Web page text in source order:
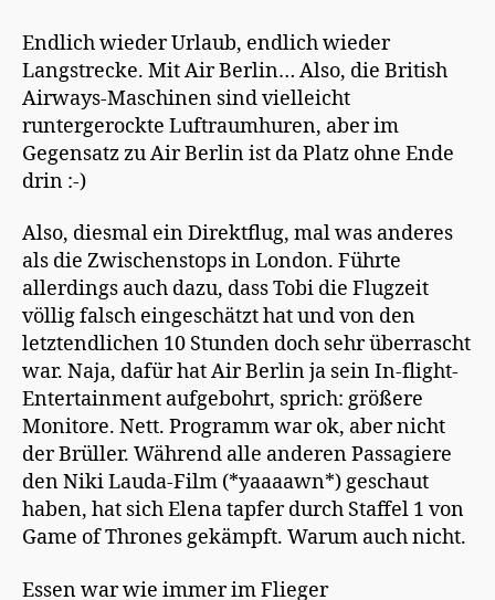
Teil
Endlich wieder Urlaub, endlich wieder
Langstrecke. Mit Air Berlin… Also, die British
Airways-Maschinen sind vielleicht
runtergerockte Luftraumhuren, aber im
Gegensatz zu Air Berlin ist da Platz ohne Ende
drin :-)
Also, diesmal ein Direktflug, mal was anderes
als die Zwischenstops in London. Führte
allerdings auch dazu, dass Tobi die Flugzeit
völlig falsch eingeschätzt hat und von den
letztendlichen 10 Stunden doch sehr überrascht
war. Naja, dafür hat Air Berlin ja sein In-flight-
Entertainment aufgebohrt, sprich: größere
Monitore. Nett. Programm war ok, aber nicht
der Brüller. Während alle anderen Passagiere
den Niki Lauda-Film (*yaaaawn*) geschaut
haben, hat sich Elena tapfer durch Staffel 1 von
Game of Thrones gekämpft. Warum auch nicht.
Essen war wie immer im Flieger